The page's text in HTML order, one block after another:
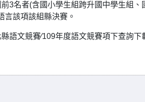
3名者(含國小學生組跨升國中學生組、
言該項該組縣決賽。
語文競賽∕109年度語文競賽項下查詢下